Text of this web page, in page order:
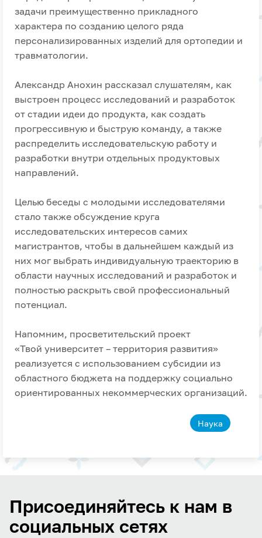
задачи преимущественно прикладного
характера по созданию целого ряда
персонализированных изделий для ортопедии и
травматологии.
Александр Анохин рассказал слушателям, как
выстроен процесс исследований и разработок
от стадии идеи до продукта, как создать
прогрессивную и быструю команду, а также
распределить исследовательскую работу и
разработки внутри отдельных продуктовых
направлений.
Целью беседы с молодыми исследователями
стало также обсуждение круга
исследовательских интересов самих
магистрантов, чтобы в дальнейшем каждый из
них мог выбрать индивидуальную траекторию в
области научных исследований и разработок и
полностью раскрыть свой профессиональный
потенциал.
Напомним, просветительский проект
«Твой университет – территория развития»
реализуется с использованием субсидии из
областного бюджета на поддержку социально
ориентированных некоммерческих организаций.
Наука
Присоединяйтесь к нам в
социальных сетях